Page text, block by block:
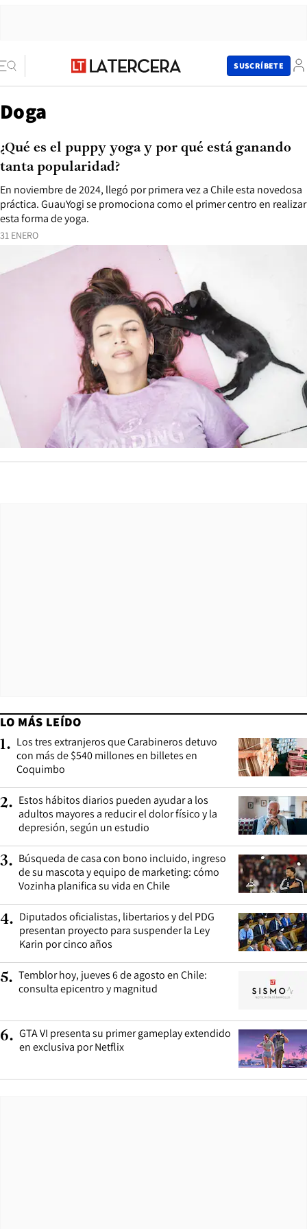
SUSCRÍBETE
Doga
31 ENERO
En noviembre de 2024, llegó por primera vez a Chile esta novedosa
práctica. GuauYogi se promociona como el primer centro en realizar
esta forma de yoga.
¿Qué es el puppy yoga y por qué está ganando
tanta popularidad?
LO MÁS LEÍDO
1. Los tres extranjeros que Carabineros detuvo
con más de $540 millones en billetes en
Coquimbo
2. Estos hábitos diarios pueden ayudar a los
adultos mayores a reducir el dolor físico y la
depresión, según un estudio
3. Búsqueda de casa con bono incluido, ingreso
de su mascota y equipo de marketing: cómo
Vozinha planifica su vida en Chile
4. Diputados oficialistas, libertarios y del PDG
presentan proyecto para suspender la Ley
Karin por cinco años
5. Temblor hoy, jueves 6 de agosto en Chile:
consulta epicentro y magnitud
6. GTA VI presenta su primer gameplay extendido
en exclusiva por Netflix